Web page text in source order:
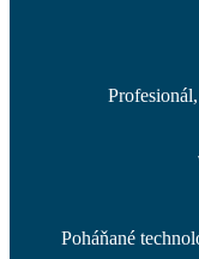
Poháňané